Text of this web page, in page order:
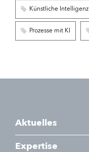
Künstliche Intelligenz
Prozesse mit KI
Aktuelles
Expertise